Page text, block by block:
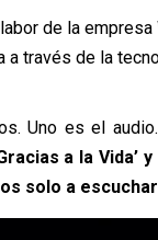
de la empresa
través de la
Uno es el audio.
a la
solo a